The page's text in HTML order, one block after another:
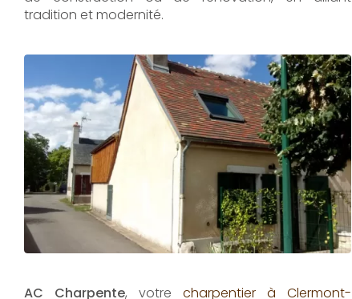
tradition et modernité.
AC Charpente, votre charpentier à Clermont-